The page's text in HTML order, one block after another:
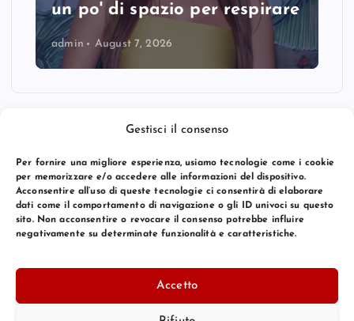
Gestisci il consenso
Per fornire una migliore esperienza, usiamo tecnologie come i cookie
per memorizzare e/o accedere alle informazioni del dispositivo.
Acconsentire all’uso di queste tecnologie ci consentirà di elaborare
dati come il comportamento di navigazione o gli ID univoci su questo
sito. Non acconsentire o revocare il consenso potrebbe influire
negativamente su determinate funzionalità e caratteristiche.
Accetto
un po' di spazio per respirare
admin August 7, 2026